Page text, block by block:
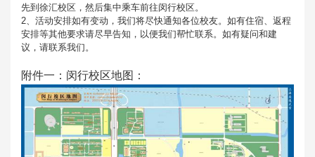
先到徐汇校区，然后集中乘车前往闵行校区。
2、活动安排如有变动，我们将尽快通知各位校友。如有住宿、返程
安排等其他要求请尽早告知，以便我们帮忙联系。如有疑问和建
议，请联系我们。
附件一：闵行校区地图：